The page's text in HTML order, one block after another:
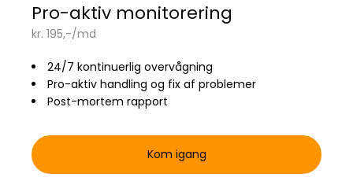
Pro-aktiv monitorering
kr. 195,-/md
24/7 kontinuerlig overvågning
Pro-aktiv handling og fix af problemer
Post-mortem rapport
Kom igang